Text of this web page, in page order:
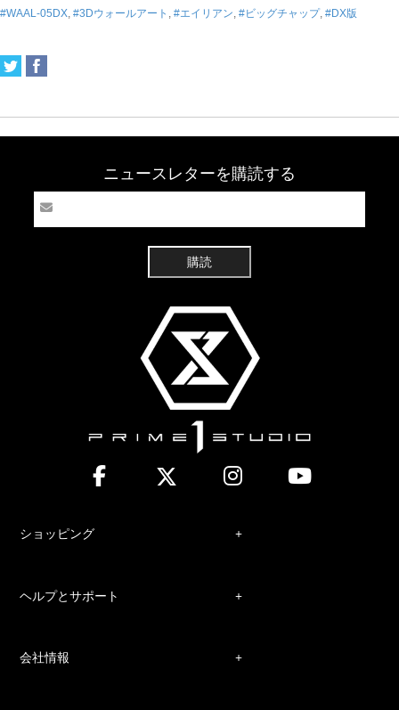
#WAAL-05DX #3Dウォールアート #エイリアン #ビッグチャップ, #DX版
ニュースレターを購読する
購読
ショッピング
ヘルプとサポート
会社情報